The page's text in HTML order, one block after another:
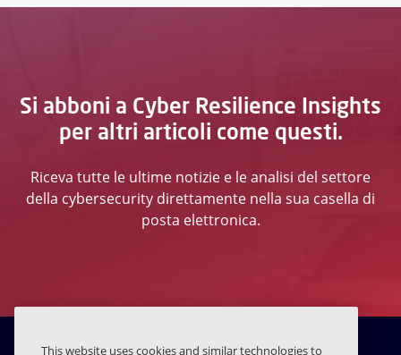
Si abboni a Cyber Resilience Insights
per altri articoli come questi.
Riceva tutte le ultime notizie e le analisi del settore
della cybersecurity direttamente nella sua casella di
posta elettronica.
This website uses cookies and similar technologies to